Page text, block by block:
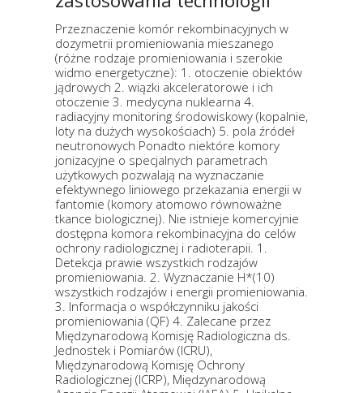
Przeznaczenie komór rekombinacyjnych w
dozymetrii promieniowania mieszanego
(różne rodzaje promieniowania i szerokie
widmo energetyczne): 1. otoczenie obiektów
jądrowych 2. wiązki akceleratorowe i ich
otoczenie 3. medycyna nuklearna 4.
radiacyjny monitoring środowiskowy (kopalnie,
loty na dużych wysokościach) 5. pola źródeł
neutronowych Ponadto niektóre komory
jonizacyjne o specjalnych parametrach
użytkowych pozwalają na wyznaczanie
efektywnego liniowego przekazania energii w
fantomie (komory atomowo równoważne
tkance biologicznej). Nie istnieje komercyjnie
dostępna komora rekombinacyjna do celów
ochrony radiologicznej i radioterapii. 1.
Detekcja prawie wszystkich rodzajów
promieniowania. 2. Wyznaczanie H*(10)
wszystkich rodzajów i energii promieniowania.
3. Informacja o współczynniku jakości
promieniowania (QF) 4. Zalecane przez
Międzynarodową Komisję Radiologiczna ds.
Jednostek i Pomiarów (ICRU),
Międzynarodową Komisję Ochrony
Radiologicznej (ICRP), Międzynarodową